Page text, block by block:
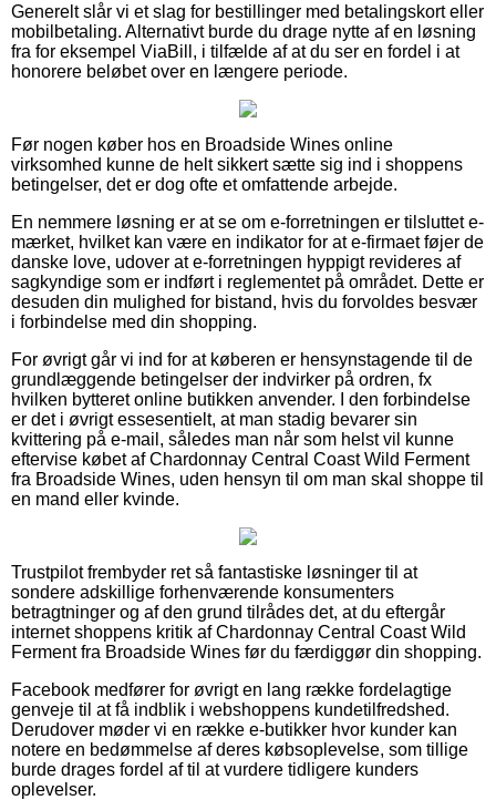
Generelt slår vi et slag for bestillinger med betalingskort eller
mobilbetaling. Alternativt burde du drage nytte af en løsning
fra for eksempel ViaBill, i tilfælde af at du ser en fordel i at
honorere beløbet over en længere periode.
Før nogen køber hos en Broadside Wines online
virksomhed kunne de helt sikkert sætte sig ind i shoppens
betingelser, det er dog ofte et omfattende arbejde.
En nemmere løsning er at se om e-forretningen er tilsluttet e-
mærket, hvilket kan være en indikator for at e-firmaet føjer de
danske love, udover at e-forretningen hyppigt revideres af
sagkyndige som er indført i reglementet på området. Dette er
desuden din mulighed for bistand, hvis du forvoldes besvær
i forbindelse med din shopping.
For øvrigt går vi ind for at køberen er hensynstagende til de
grundlæggende betingelser der indvirker på ordren, fx
hvilken bytteret online butikken anvender. I den forbindelse
er det i øvrigt essesentielt, at man stadig bevarer sin
kvittering på e-mail, således man når som helst vil kunne
eftervise købet af Chardonnay Central Coast Wild Ferment
fra Broadside Wines, uden hensyn til om man skal shoppe til
en mand eller kvinde.
Trustpilot frembyder ret så fantastiske løsninger til at
sondere adskillige forhenværende konsumenters
betragtninger og af den grund tilrådes det, at du eftergår
internet shoppens kritik af Chardonnay Central Coast Wild
Ferment fra Broadside Wines før du færdiggør din shopping.
Facebook medfører for øvrigt en lang række fordelagtige
genveje til at få indblik i webshoppens kundetilfredshed.
Derudover møder vi en række e-butikker hvor kunder kan
notere en bedømmelse af deres købsoplevelse, som tillige
burde drages fordel af til at vurdere tidligere kunders
oplevelser.